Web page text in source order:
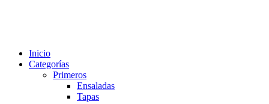
Inicio
Categorías
Primeros
Ensaladas
Tapas